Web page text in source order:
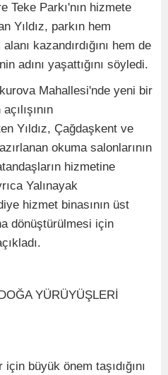
Teke Parkı'nın hizmete
Yıldız, parkın hem
kazandırdığını hem de
adını yaşattığını söyledi.
Mahallesi'nde yeni bir
Yıldız, Çağdaşkent ve
okuma salonlarının
hizmetine
Yalınayak
hizmet binasının üst
dönüştürülmesi için
YÜRÜYÜŞLERİ
büyük önem taşıdığını